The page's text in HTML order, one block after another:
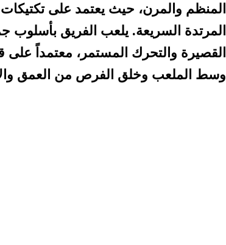
المنظم والمرن، حيث يعتمد على
المرتدة السريعة. يلعب الفريق بأسلوب
القصيرة والتحرك المستمر، معتمداً
وسط الملعب وخلق الفرص من العمق